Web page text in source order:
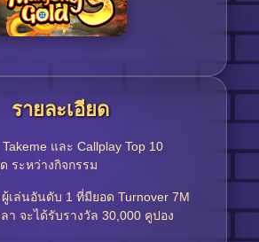
รายละเอียด
และ Callplay Top 10
ระหว่างกิจกรรม
เล่นอันดับ 1 ที่มียอด Turnover 7M
า จะได้รับรางวัล 30,000 คูปอง